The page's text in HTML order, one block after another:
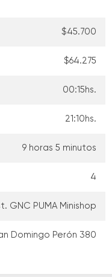
$45.700
$64.275
00:15hs.
21:10hs.
9 horas 5 minutos
4
GNC PUMA Minishop
Domingo Perón 380